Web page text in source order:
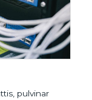
pulvinar